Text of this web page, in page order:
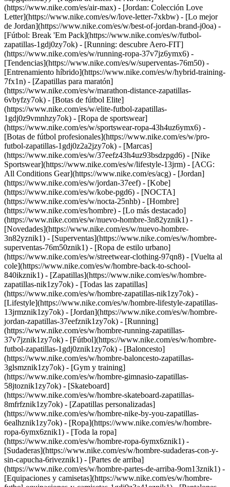
(https://www.nike.com/es/air-max) - [Jordan: Colección Love
Letter](https://www.nike.com/es/w/love-letter-7xkbw) - [Lo mejor
de Jordan](https://www.nike.com/es/w/best-of-jordan-brand-j0oa) -
[Fútbol: Break 'Em Pack](https://www.nike.com/es/w/futbol-
zapatillas-1gdj0zy7ok) - [Running: descubre Aero-FIT]
(https://www.nike.com/es/w/running-ropa-37v7jz6ymx6) -
[Tendencias](https://www.nike.com/es/w/superventas-76m50) -
[Entrenamiento híbrido](https://www.nike.com/es/w/hybrid-training-
7fx1n) - [Zapatillas para maratón]
(https://www.nike.com/es/w/marathon-distance-zapatillas-
6vbyfzy7ok) - [Botas de fútbol Elite]
(https://www.nike.com/es/w/elite-futbol-zapatillas-
1gdj0z9vmnhzy7ok) - [Ropa de sportswear]
(https://www.nike.com/es/w/sportswear-ropa-43h4uz6ymx6) -
[Botas de fútbol profesionales](https://www.nike.com/es/w/pro-
futbol-zapatillas-1gdj0z2a2jzy7ok) - [Marcas]
(https://www.nike.com/es/w/37eefz43h4uz93bsdzpgd6) - [Nike
Sportswear](https://www.nike.com/es/w/lifestyle-13jrm) - [ACG:
All Conditions Gear](https://www.nike.com/es/acg) - [Jordan]
(https://www.nike.com/es/w/jordan-37eef) - [Kobe]
(https://www.nike.com/es/w/kobe-pgd6) - [NOCTA]
(https://www.nike.com/es/w/nocta-25nhb) - [Hombre]
(https://www.nike.com/es/hombre) - [Lo más destacado]
(https://www.nike.com/es/w/nuevo-hombre-3n82yznik1) -
[Novedades](https://www.nike.com/es/w/nuevo-hombre-
3n82yznik1) - [Superventas](https://www.nike.com/es/w/hombre-
superventas-76m50znik1) - [Ropa de estilo urbano]
(https://www.nike.com/es/w/streetwear-clothing-97qn8) - [Vuelta al
cole](https://www.nike.com/es/w/hombre-back-to-school-
840ikznik1) - [Zapatillas](https://www.nike.com/es/w/hombre-
zapatillas-nik1zy7ok) - [Todas las zapatillas]
(https://www.nike.com/es/w/hombre-zapatillas-nik1zy7ok) -
[Lifestyle](https://www.nike.com/es/w/hombre-lifestyle-zapatillas-
13jrmznik1zy7ok) - [Jordan](https://www.nike.com/es/w/hombre-
jordan-zapatillas-37eefznik1zy7ok) - [Running]
(https://www.nike.com/es/w/hombre-running-zapatillas-
37v7jznik1zy7ok) - [Fútbol](https://www.nike.com/es/w/hombre-
futbol-zapatillas-1gdj0znik1zy7ok) - [Baloncesto]
(https://www.nike.com/es/w/hombre-baloncesto-zapatillas-
3glsmznik1zy7ok) - [Gym y training]
(https://www.nike.com/es/w/hombre-gimnasio-zapatillas-
58jtoznik1zy7ok) - [Skateboard]
(https://www.nike.com/es/w/hombre-skateboard-zapatillas-
8mfrfznik1zy7ok) - [Zapatillas personalizadas]
(https://www.nike.com/es/w/hombre-nike-by-you-zapatillas-
6ealhznik1zy7ok) - [Ropa](https://www.nike.com/es/w/hombre-
ropa-6ymx6znik1) - [Toda la ropa]
(https://www.nike.com/es/w/hombre-ropa-6ymx6znik1) -
[Sudaderas](https://www.nike.com/es/w/hombre-sudaderas-con-y-
sin-capucha-6riveznik1) - [Partes de arriba]
(https://www.nike.com/es/w/hombre-partes-de-arriba-9om13znik1) -
[Equipaciones y camisetas](https://www.nike.com/es/w/hombre-